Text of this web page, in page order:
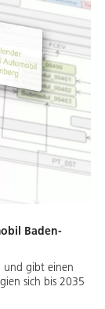
Baden-
und gibt einen
sich bis 2035